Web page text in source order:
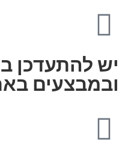
יש להתעדכן
ובמבצעים